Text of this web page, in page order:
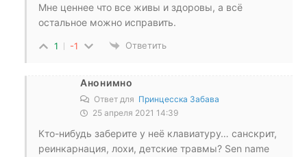
Мне ценнее что все живы и здоровы, а всё
остальное можно исправить.
1 -1 Ответить
Анонимно
Ответ для Принцесска Забава
25 апреля 2021 14:39
Кто-нибудь заберите у неё клавиатуру… санскрит,
реинкарнация, лохи, детские травмы? Sen name